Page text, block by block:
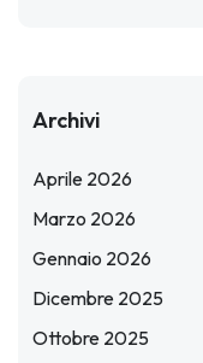
Archivi
Aprile 2026
Marzo 2026
Gennaio 2026
Dicembre 2025
Ottobre 2025